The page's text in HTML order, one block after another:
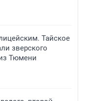
Тайское
зверского
Тюмени